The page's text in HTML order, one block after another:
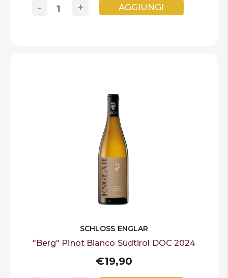
+
- AGGIUNGI
SCHLOSS ENGLAR
"Berg" Pinot Bianco Südtirol DOC 2024
€19,90